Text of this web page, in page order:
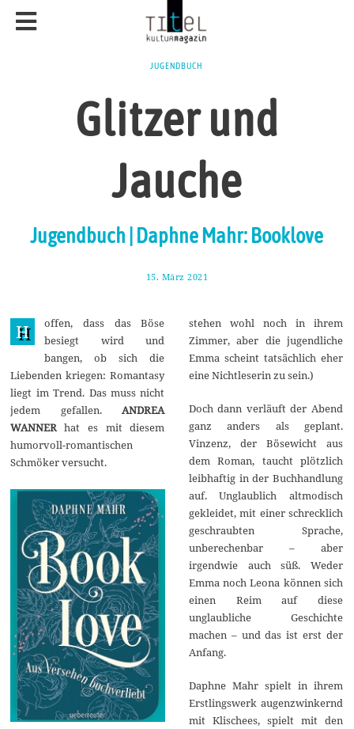
JUGENDBUCH
Glitzer und
Jauche
Jugendbuch | Daphne Mahr: Booklove
15. März 2021
ä
z
2
0
2
H
offen, dass das Böse
besiegt wird und
bangen, ob sich die
Liebenden kriegen: Romantasy
liegt im Trend. Das muss nicht
jedem gefallen. ANDREA
WANNERhat es mit diesem
humorvoll-romantischen
Schmöker versucht.
stehen wohl noch in ihrem
Zimmer, aber die jugendliche
Emma scheint tatsächlich eher
eine Nichtleserin zu sein.)
Doch dann verläuft der Abend
ganz anders als geplant.
Vinzenz, der Bösewicht aus
dem Roman, taucht plötzlich
leibhaftig in der Buchhandlung
auf. Unglaublich altmodisch
gekleidet, mit einer schrecklich
geschraubten Sprache,
unberechenbar – aber
irgendwie auch süß. Weder
Emma noch Leona können sich
einen Reim auf diese
unglaubliche Geschichte
machen – und das ist erst der
Anfang.
Daphne Mahr spielt in ihrem
Erstlingswerk augenzwinkernd
mit Klischees, spielt mit den